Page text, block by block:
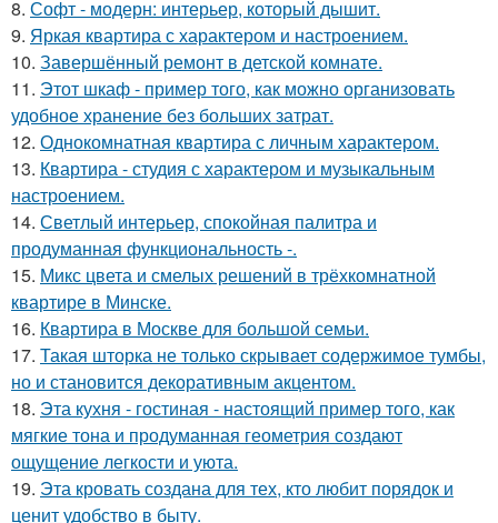
8. Софт - модерн: интерьер, который дышит.
9. Яркая квартира с характером и настроением.
10. Завершённый ремонт в детской комнате.
11. Этот шкаф - пример того, как можно организовать
удобное хранение без больших затрат.
12. Однокомнатная квартира с личным характером.
13. Квартира - студия с характером и музыкальным
настроением.
14. Светлый интерьер, спокойная палитра и
продуманная функциональность -.
15. Микс цвета и смелых решений в трёхкомнатной
квартире в Минске.
16. Квартира в Москве для большой семьи.
17. Такая шторка не только скрывает содержимое тумбы,
но и становится декоративным акцентом.
18. Эта кухня - гостиная - настоящий пример того, как
мягкие тона и продуманная геометрия создают
ощущение легкости и уюта.
19. Эта кровать создана для тех, кто любит порядок и
ценит удобство в быту.